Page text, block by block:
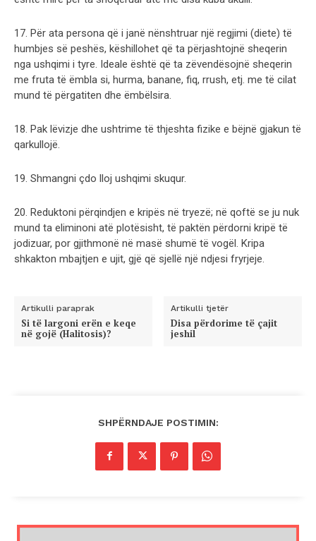
17. Për ata persona që i janë nënshtruar një regjimi (diete) të
humbjes së peshës, këshillohet që ta përjashtojnë sheqerin
nga ushqimi i tyre. Ideale është që ta zëvendësojnë sheqerin
me fruta të ëmbla si, hurma, banane, fiq, rrush, etj. me të cilat
mund të përgatiten dhe ëmbëlsira.
18. Pak lëvizje dhe ushtrime të thjeshta fizike e bëjnë gjakun të
qarkullojë.
19. Shmangni çdo lloj ushqimi skuqur.
20. Reduktoni përqindjen e kripës në tryezë; në qoftë se ju nuk
mund ta eliminoni atë plotësisht, të paktën përdorni kripë të
jodizuar, por gjithmonë në masë shumë të vogël. Kripa
shkakton mbajtjen e ujit, gjë që sjellë një ndjesi fryrjeje.
Artikulli paraprak
Si të largoni erën e keqe
në gojë (Halitosis)?
Artikulli tjetër
Disa përdorime të çajit
jeshil
SHPËRNDAJE POSTIMIN: